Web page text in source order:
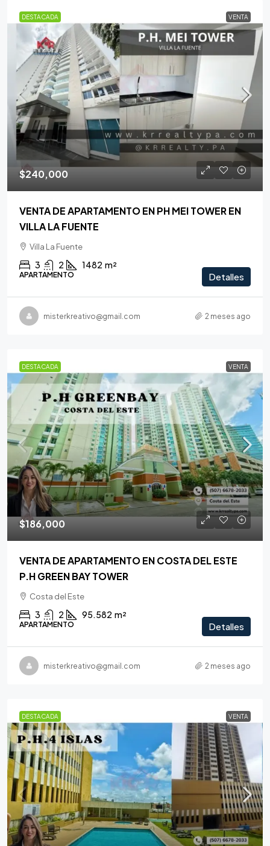
DESTACADA VENTA
$240,000
VENTA DE APARTAMENTO EN PH MEI TOWER EN
VILLA LA FUENTE
Villa La Fuente
3 2 1482 m²
APARTAMENTO Detalles
misterkreativo@gmail.com 2 meses ago
DESTACADA VENTA
$186,000
VENTA DE APARTAMENTO EN COSTA DEL ESTE
P.H GREEN BAY TOWER
Costa del Este
3 2 95.582 m²
APARTAMENTO Detalles
misterkreativo@gmail.com 2 meses ago
DESTACADA VENTA